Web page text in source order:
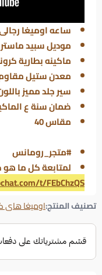
ساعه اوميغا
موديل سبيد ماستر
ماكينه بطارية
معدن ستيل
سير جلد مميز
ضمان سنة ع
مقاس 40
#متجر_رومانس
لمتابعة كل ما
t/FEbChzQS
تصنيف المنتج:اوميغا هاى